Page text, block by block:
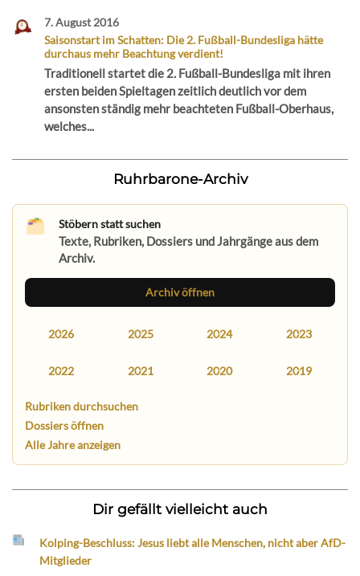
7. August 2016
Saisonstart im Schatten: Die 2. Fußball-Bundesliga hätte
durchaus mehr Beachtung verdient!
Traditionell startet die 2. Fußball-Bundesliga mit ihren
ersten beiden Spieltagen zeitlich deutlich vor dem
ansonsten ständig mehr beachteten Fußball-Oberhaus,
welches...
Ruhrbarone-Archiv
Stöbern statt suchen
Texte, Rubriken, Dossiers und Jahrgänge aus dem
Archiv.
Archiv öffnen
2026 2025 2024 2023
2022 2021 2020 2019
Rubriken durchsuchen
Dossiers öffnen
Alle Jahre anzeigen
Dir gefällt vielleicht auch
Kolping-Beschluss: Jesus liebt alle Menschen, nicht aber AfD-
Mitglieder